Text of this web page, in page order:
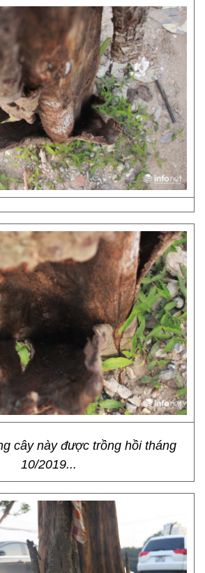
cây này được trồng hồi tháng
10/2019...